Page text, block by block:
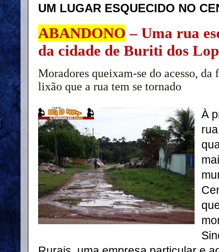
UM LUGAR ESQUECIDO NO
ABANDONO – Uma rua
da cidade de Buriti dos
Moradores queixam-se do acesso,
lixão que a rua tem se tornado
À